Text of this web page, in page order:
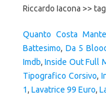
Riccardo Iacona >>
Quanto Costa
Battesimo, Da 5
Imdb,Inside Out Full
Tipografico Corsivo,
1, Lavatrice 99 Euro,